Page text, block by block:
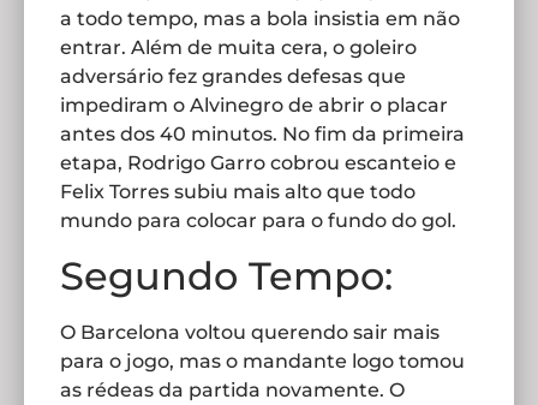
a todo tempo, mas a bola insistia em não
entrar. Além de muita cera, o goleiro
adversário fez grandes defesas que
impediram o Alvinegro de abrir o placar
antes dos 40 minutos. No fim da primeira
etapa, Rodrigo Garro cobrou escanteio e
Felix Torres subiu mais alto que todo
mundo para colocar para o fundo do gol.
Segundo Tempo:
O Barcelona voltou querendo sair mais
para o jogo, mas o mandante logo tomou
as rédeas da partida novamente. O